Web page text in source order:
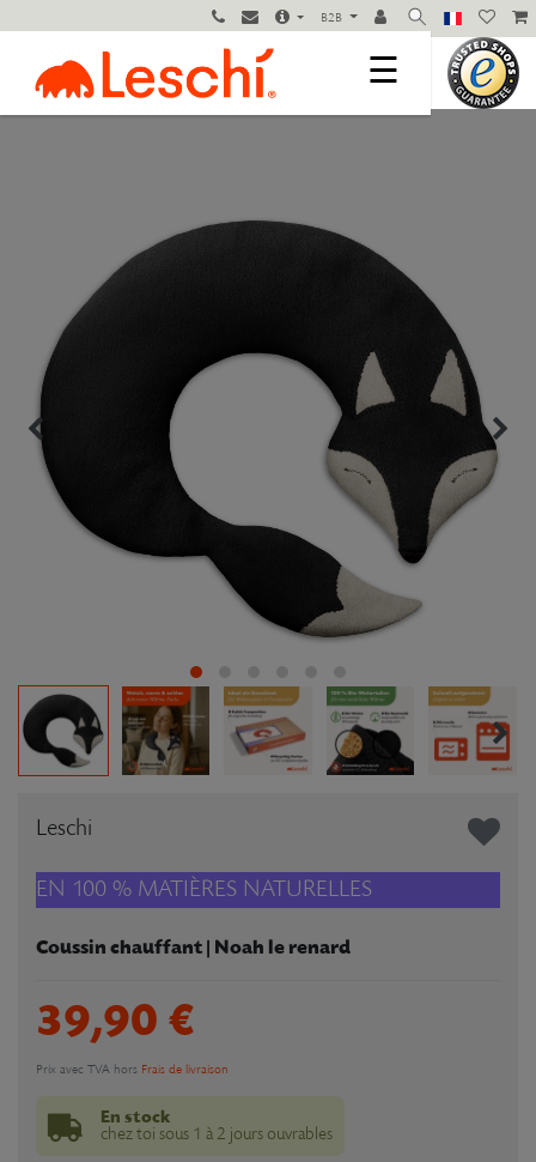
B2B
☰
Leschi
EN 100 % MATIÈRES NATURELLES
Coussin chauffant | Noah le renard
39,90 €
Prix avec TVA hors Frais de livraison
En stock
chez toi sous 1 à 2 jours ouvrables